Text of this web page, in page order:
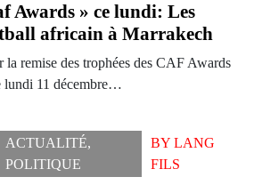
Awards » ce lundi: Les
africain à Marrakech
la remise des trophées des CAF Awards
lundi 11 décembre…
ACTUALITÉ,
POLITIQUE
BY LANG
FILS